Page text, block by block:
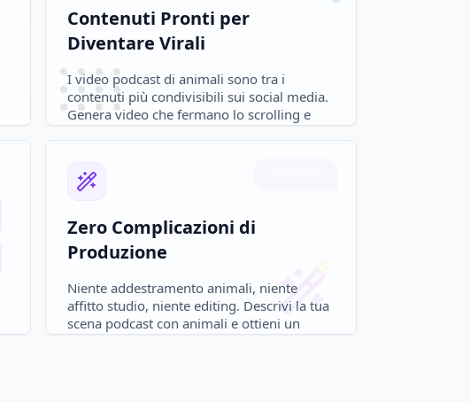
Contenuti Pronti per
Diventare Virali
I video podcast di animali sono tra i
contenuti più condivisibili sui social media.
Genera video che fermano lo scrolling e
Zero Complicazioni di
Produzione
Niente addestramento animali, niente
affitto studio, niente editing. Descrivi la tua
scena podcast con animali e ottieni un